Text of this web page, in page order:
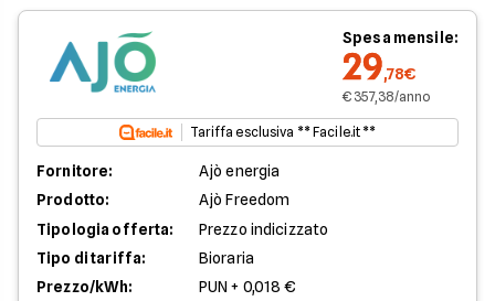
Spesa mensile:
29,78€
€ 357,38/anno
Tariffa esclusiva ** Facile.it **
Fornitore:
Ajò energia
Prodotto:
Ajò Freedom
Tipologia offerta:
Prezzo indicizzato
Tipo di tariffa:
Bioraria
Prezzo/kWh:
PUN + 0,018 €